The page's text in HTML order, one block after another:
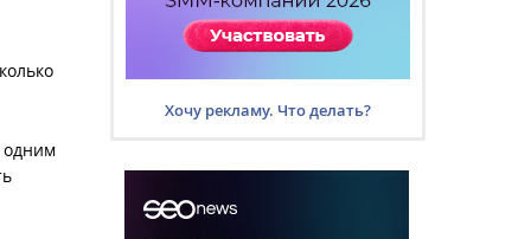
одним
Хочу рекламу. Что делать?